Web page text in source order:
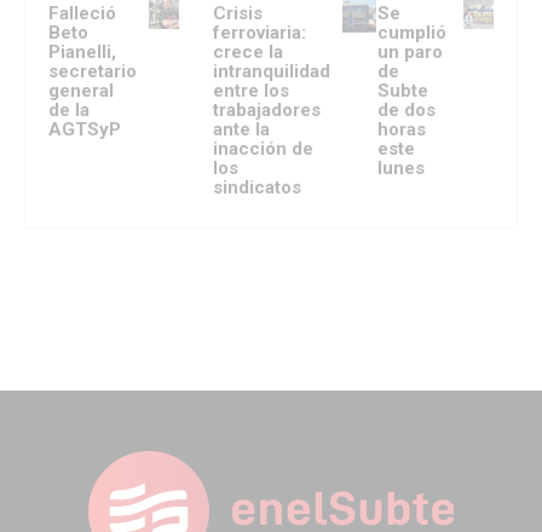
Falleció
Beto
Pianelli,
secretario
general
de la
AGTSyP
Crisis
ferroviaria:
crece la
intranquilidad
entre los
trabajadores
ante la
inacción de
los
sindicatos
Se
cumplió
un paro
de
Subte
de dos
horas
este
lunes